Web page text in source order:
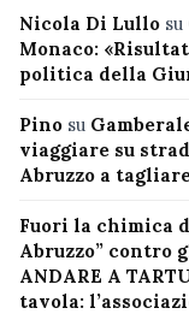
Nicola Di Lullo su
Monaco:
politica della
Pino su
viaggiare su
Abruzzo a
Fuori la chimica
Abruzzo”
ANDARE A
tavola: